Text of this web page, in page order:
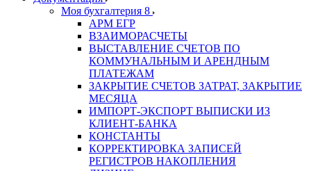
Моя бухгалтерия 8
АРМ ЕГР
ВЗАИМОРАСЧЕТЫ
ВЫСТАВЛЕНИЕ СЧЕТОВ ПО
КОММУНАЛЬНЫМ И АРЕНДНЫМ
ПЛАТЕЖАМ
ЗАКРЫТИЕ СЧЕТОВ ЗАТРАТ, ЗАКРЫТИЕ
МЕСЯЦА
ИМПОРТ-ЭКСПОРТ ВЫПИСКИ ИЗ
КЛИЕНТ-БАНКА
КОНСТАНТЫ
КОРРЕКТИРОВКА ЗАПИСЕЙ
РЕГИСТРОВ НАКОПЛЕНИЯ